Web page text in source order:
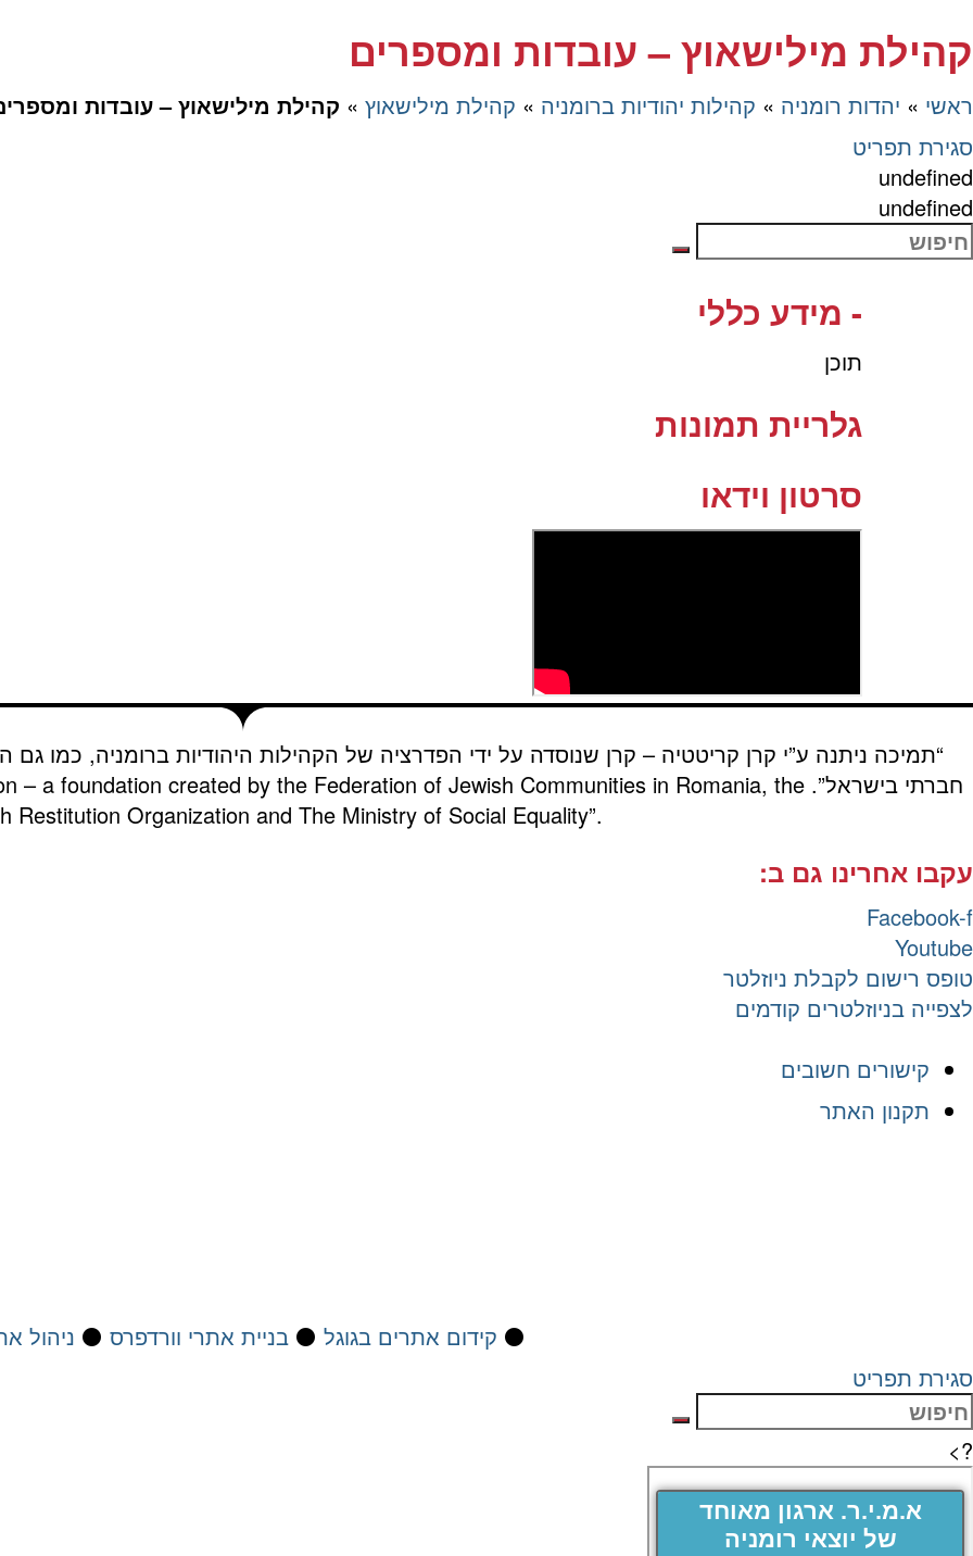
קהילת מילישאוץ – עובדות ומספרים
ראשי » יהדות רומניה » קהילות יהודיות ברומניה » קהילת מילישאוץ » קהילת מילישאוץ – עובדות
סגירת תפריט
undefined
undefined
- מידע כללי
תוכן
גלריית תמונות
סרטון וידאו
“תמיכה ניתנה ע”י קרן קריטטיה – קרן שנוסדה על ידי הפדרציה של הקהילות היהודיות ברומניה, כמו גם
חברתי בישראל”.– a foundation created by the Federation of Jewish Communities in Romania, the
Restitution Organization and The Ministry of Social Equality”.
עקבו אחרינו גם ב:
Facebook-f
Youtube
טופס רישום לקבלת ניוזלטר
לצפייה בניוזלטרים קודמים
קישורים חשובים
תקנון האתר
⚫ קידום אתרים בגוגל ⚫ בניית אתרי וורדפרס ⚫ ניהול
סגירת תפריט
?>